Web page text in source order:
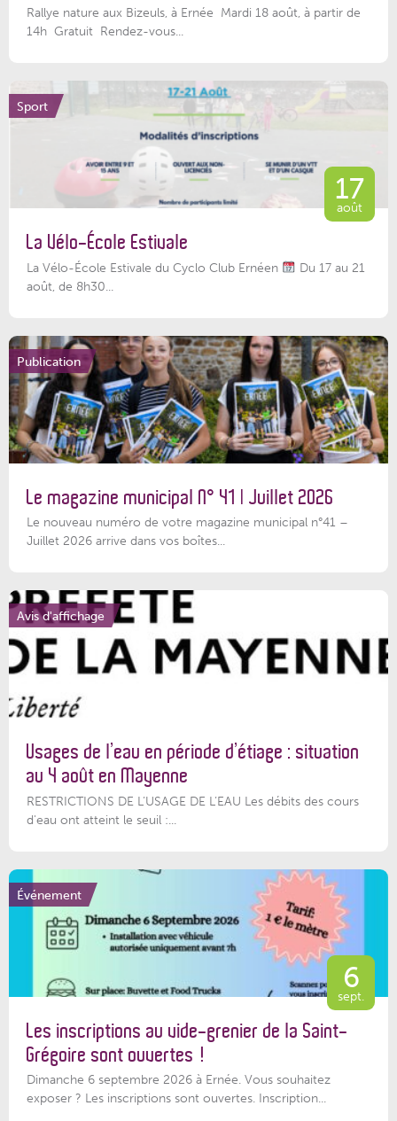
Rallye nature aux Bizeuls, à Ernée Mardi 18 août, à partir de
14h Gratuit Rendez-vous...
Sport
17
août
La Vélo-École Estivale
La Vélo-École Estivale du Cyclo Club Ernéen
Du 17 au 21
août, de 8h30...
Publication
Le magazine municipal N° 41 | Juillet 2026
Le nouveau numéro de votre magazine municipal n°41 –
Juillet 2026 arrive dans vos boîtes...
Avis d'affichage
Usages de l’eau en période d’étiage : situation
au 4 août en Mayenne
RESTRICTIONS DE L’USAGE DE L’EAU Les débits des cours
d'eau ont atteint le seuil :...
Événement
6
sept.
Les inscriptions au vide-grenier de la Saint-
Grégoire sont ouvertes !
Dimanche 6 septembre 2026 à Ernée. Vous souhaitez
exposer ? Les inscriptions sont ouvertes. Inscription...